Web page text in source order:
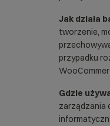
Jak działa
tworzenie,
przypadku
Gdzie
zarządzania